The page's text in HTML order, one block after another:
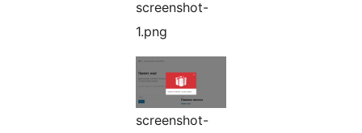
screenshot-
1.png
screenshot-